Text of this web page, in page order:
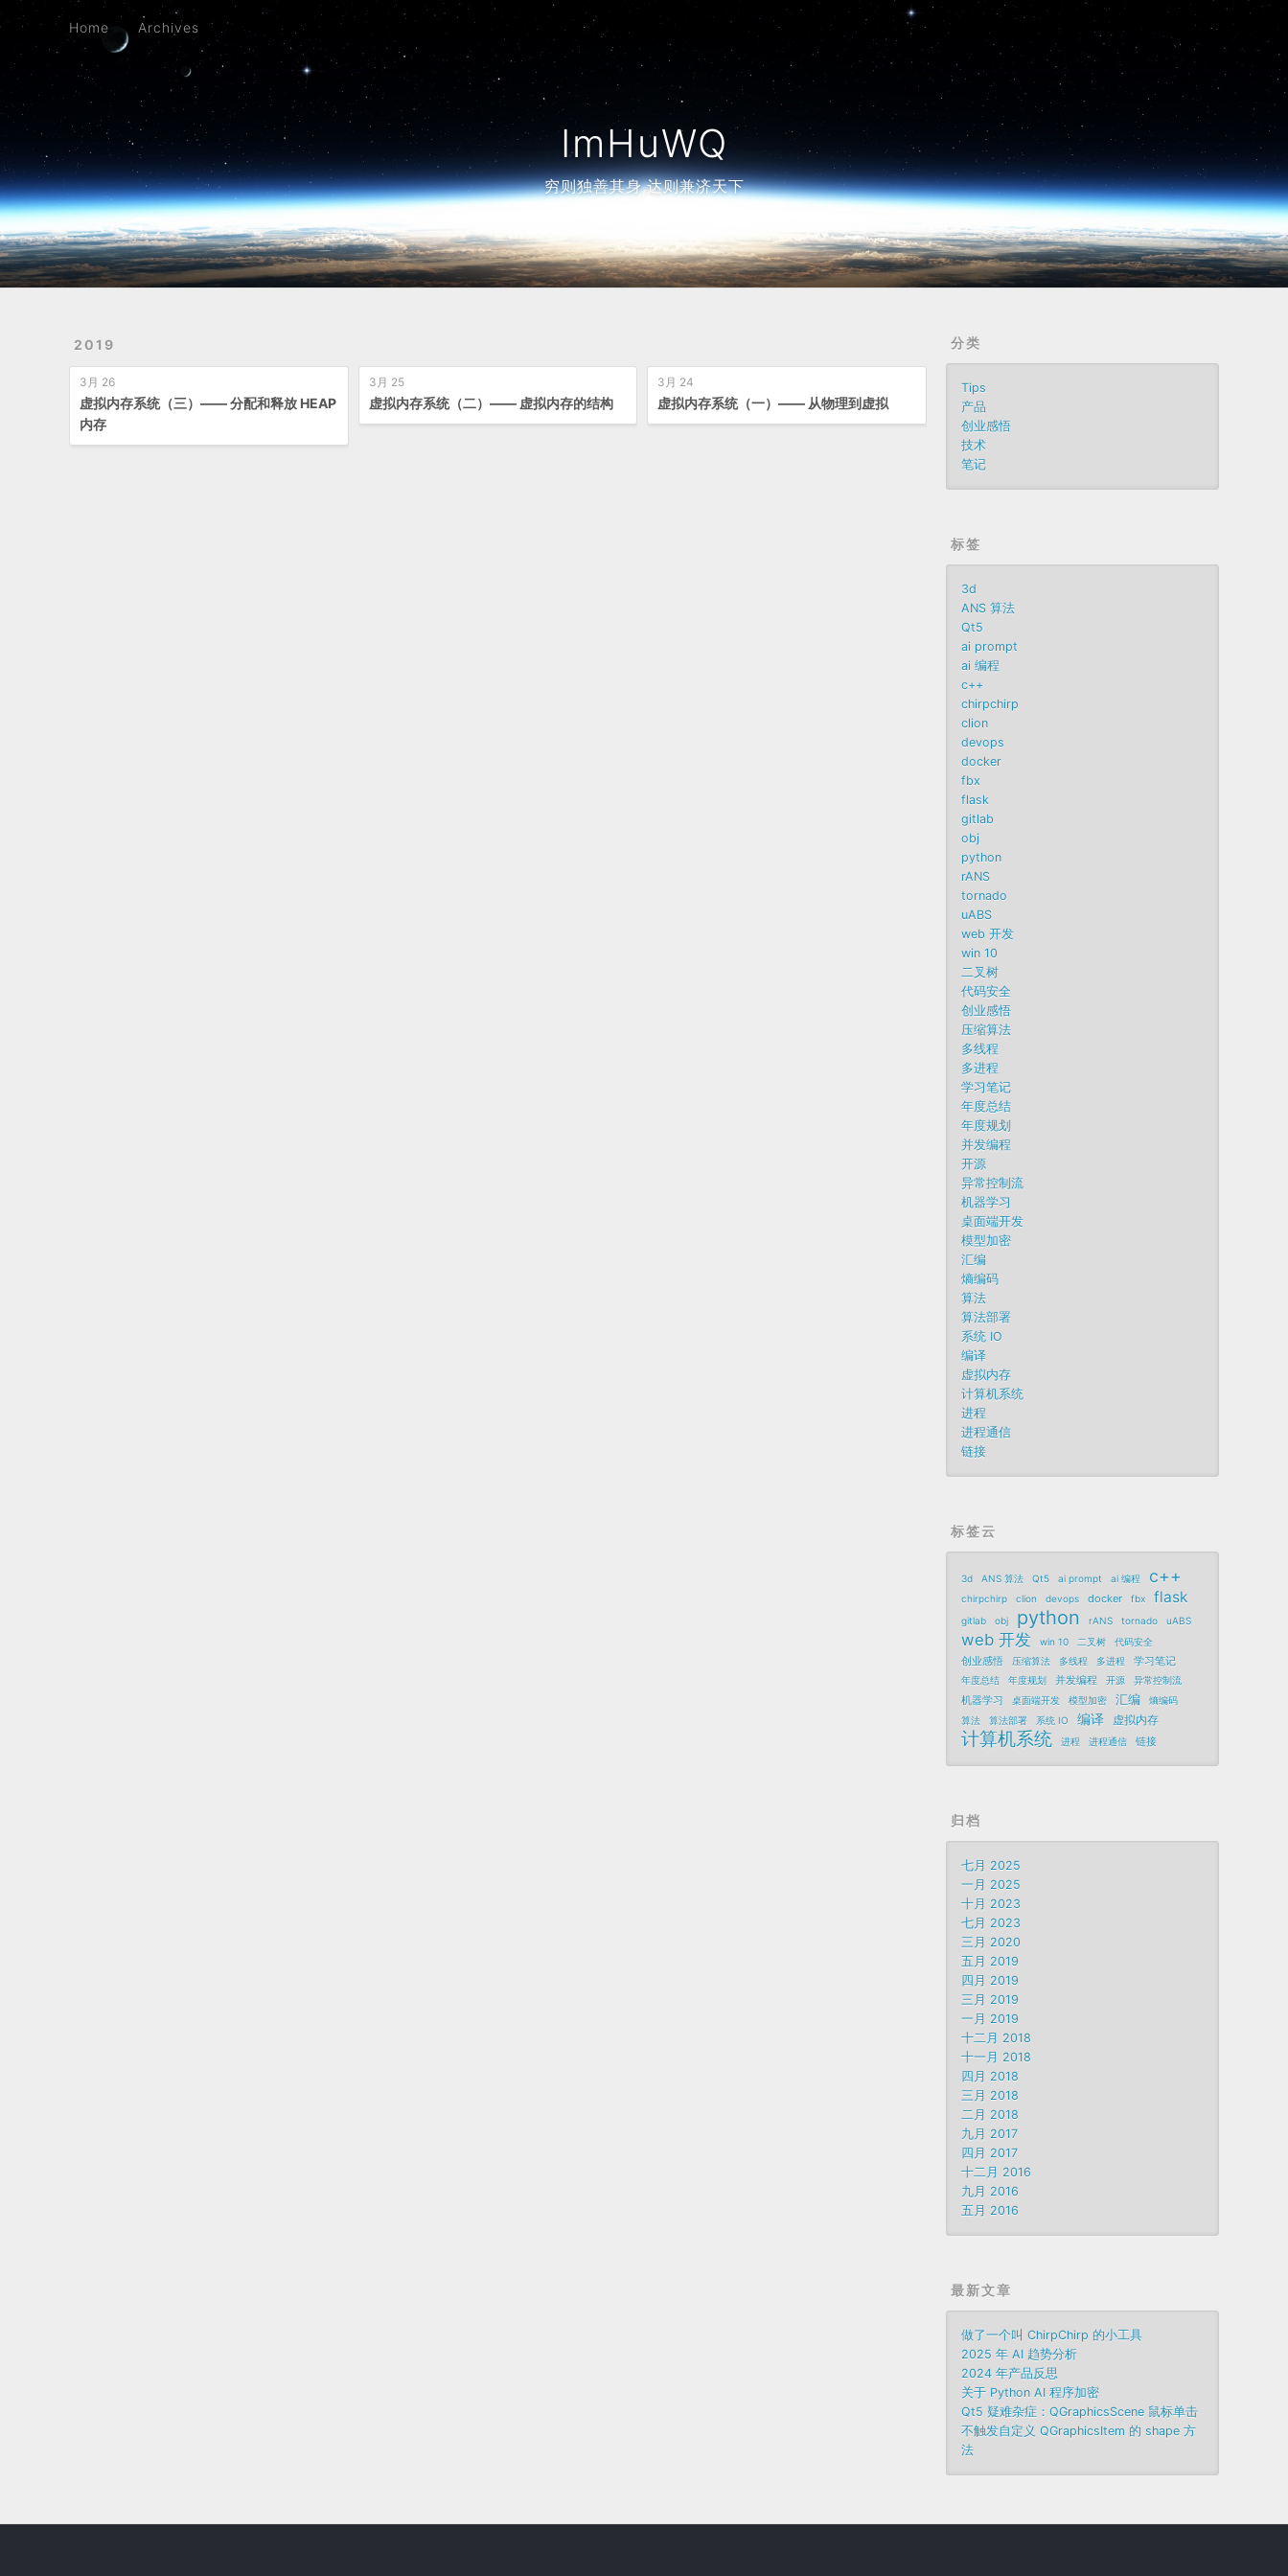
ImHuWQ
穷则独善其身,达则兼济天下
Home Archives
2019
3月 26
虚拟内存系统（三）—— 分配和释放 HEAP
内存
3月 25
虚拟内存系统（二）—— 虚拟内存的结构
3月 24
虚拟内存系统（一）—— 从物理到虚拟
分类
Tips
产品
创业感悟
技术
笔记
标签
3d
ANS 算法
Qt5
ai prompt
ai 编程
c++
chirpchirp
clion
devops
docker
fbx
flask
gitlab
obj
python
rANS
tornado
uABS
web 开发
win 10
二叉树
代码安全
创业感悟
压缩算法
多线程
多进程
学习笔记
年度总结
年度规划
并发编程
开源
异常控制流
机器学习
桌面端开发
模型加密
汇编
熵编码
算法
算法部署
系统 IO
编译
虚拟内存
计算机系统
进程
进程通信
链接
标签云
3d ANS 算法 Qt5 ai prompt ai 编程 c++
chirpchirp clion devops docker fbx flask
gitlab obj python rANS tornado uABS
web 开发 win 10 二叉树 代码安全
创业感悟 压缩算法 多线程 多进程 学习笔记
年度总结 年度规划 并发编程 开源 异常控制流
机器学习 桌面端开发 模型加密 汇编
熵编码
算法
算法部署 系统 IO 编译 虚拟内存
计算机系统 进程 进程通信 链接
归档
七月 2025
一月 2025
十月 2023
七月 2023
三月 2020
五月 2019
四月 2019
三月 2019
一月 2019
十二月 2018
十一月 2018
四月 2018
三月 2018
二月 2018
九月 2017
四月 2017
十二月 2016
九月 2016
五月 2016
最新文章
做了一个叫 ChirpChirp 的小工具
2025 年 AI 趋势分析
2024 年产品反思
关于 Python AI 程序加密
Qt5 疑难杂症：QGraphicsScene 鼠标单击
不触发自定义 QGraphicsItem 的 shape 方
法
Archives